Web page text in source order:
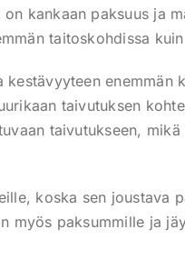
kankaan paksuus ja
taitoskohdissa
enemmän
taivutuksen
taivutukseen,
koska sen joustava
myös paksummille ja